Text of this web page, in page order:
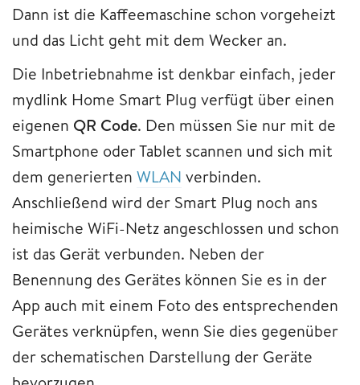
Dann ist die Kaffeemaschine schon vorgeheizt
und das Licht geht mit dem Wecker an.
Die Inbetriebnahme ist denkbar einfach, jeder
mydlink Home Smart Plug verfügt über einen
eigenen QR Code. Den müssen Sie nur mit de
Smartphone oder Tablet scannen und sich mit
dem generierten WLAN verbinden.
Anschließend wird der Smart Plug noch ans
heimische WiFi-Netz angeschlossen und schon
ist das Gerät verbunden. Neben der
Benennung des Gerätes können Sie es in der
App auch mit einem Foto des entsprechenden
Gerätes verknüpfen, wenn Sie dies gegenüber
der schematischen Darstellung der Geräte